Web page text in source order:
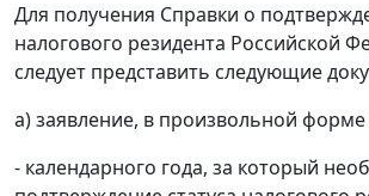
Для получения Справки о
налогового резидента Российской
следует представить следующие
а) заявление, в произвольной форме
- календарного года, за который